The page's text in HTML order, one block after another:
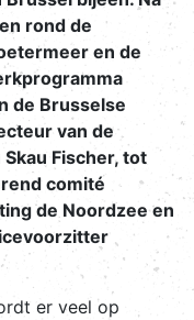
rond de
en de
de Brusselse
van de
Fischer, tot
comité
de Noordzee en
er veel op